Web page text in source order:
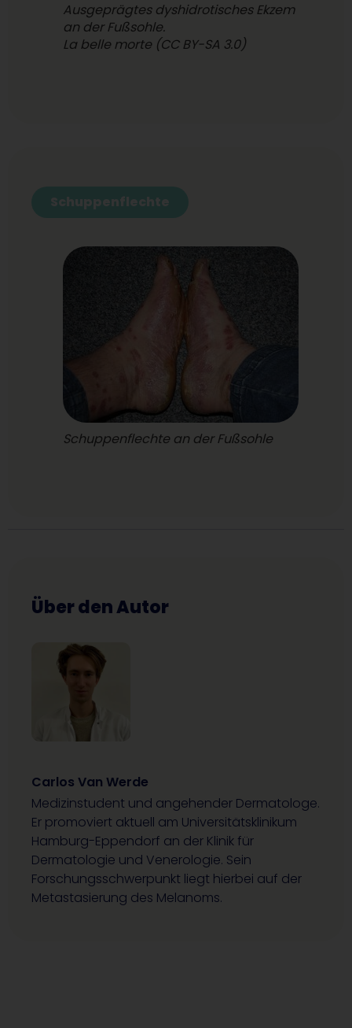
Ausgeprägtes dyshidrotisches Ekzem
an der Fußsohle.
La belle morte (CC BY-SA 3.0)
Schuppenflechte
Schuppenflechte an der Fußsohle
Über den Autor
Carlos Van Werde
Medizinstudent und angehender Dermatologe.
Er promoviert aktuell am Universitätsklinikum
Hamburg-Eppendorf an der Klinik für
Dermatologie und Venerologie. Sein
Forschungsschwerpunkt liegt hierbei auf der
Metastasierung des Melanoms.